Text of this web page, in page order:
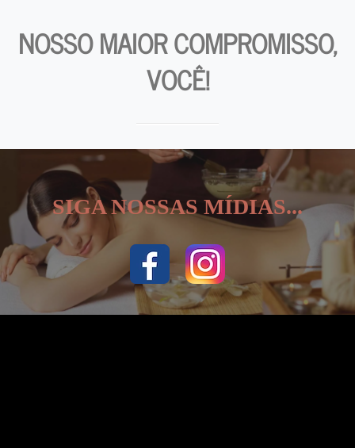
NOSSO MAIOR COMPROMISSO,
VOCÊ!
SIGA NOSSAS MÍDIAS...